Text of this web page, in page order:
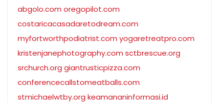
abgolo.com oregopilot.com
costaricacasadaretodream.com
myfortworthpodiatrist.com yogaretreatpro.com
kristenjanephotography.com sctbrescue.org
srchurch.org giantrusticpizza.com
conferencecallstomeatballs.com
stmichaelwtby.org keamananinformasi.id